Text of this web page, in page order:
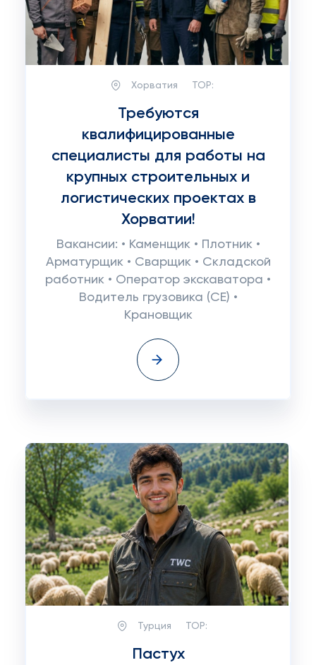
Хорватия TOP:
Требуются
квалифицированные
специалисты для работы на
крупных строительных и
логистических проектах в
Хорватии!
Вакансии: • Каменщик • Плотник •
Арматурщик • Сварщик • Складской
работник • Оператор экскаватора •
Водитель грузовика (CE) •
Крановщик
Турция TOP:
Пастух